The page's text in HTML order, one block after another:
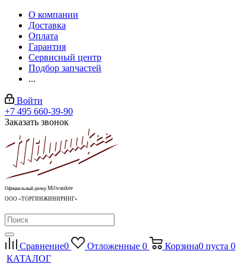
О компании
Доставка
Оплата
Гарантия
Сервисный центр
Подбор запчастей
...
Войти
+7 495 660-39-90
Заказать звонок
Официальный дилер Milwaukee
ООО «ТОРГИНЖИНИРИНГ»
Сравнение0 Отложенные 0 Корзина0 пуста 0
КАТАЛОГ